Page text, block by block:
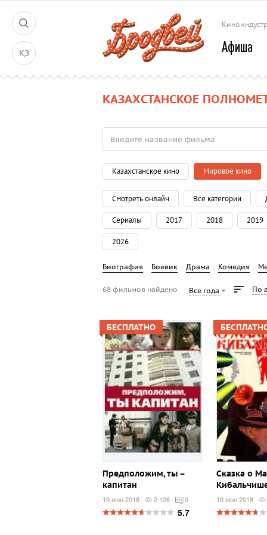
ҚЗ Афиша
КАЗАХСТАНСКОЕ
Казахстанское кино Мировое кино
Смотреть онлайн Все категории
Сериалы 2017 2018 2019
2026
Биография Боевик Драма Комедия
68 фильмов найдено Все года По
БЕСПЛАТНО
Предположим, ты –
капитан
19 июн 2018 2 126 0
5.7
Сказка о
19 июн 2018